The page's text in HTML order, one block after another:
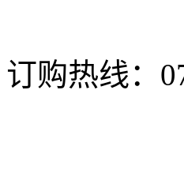
订购热线：